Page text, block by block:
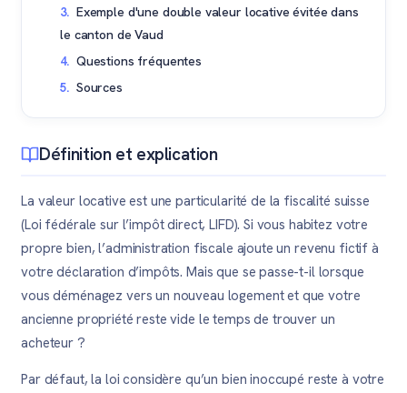
Exemple d'une double valeur locative évitée dans
le canton de Vaud
Questions fréquentes
Sources
Définition et explication
La valeur locative est une particularité de la fiscalité suisse
(Loi fédérale sur l’impôt direct, LIFD). Si vous habitez votre
propre bien, l’administration fiscale ajoute un revenu fictif à
votre déclaration d’impôts. Mais que se passe-t-il lorsque
vous déménagez vers un nouveau logement et que votre
ancienne propriété reste vide le temps de trouver un
acheteur ?
Par défaut, la loi considère qu’un bien inoccupé reste à votre